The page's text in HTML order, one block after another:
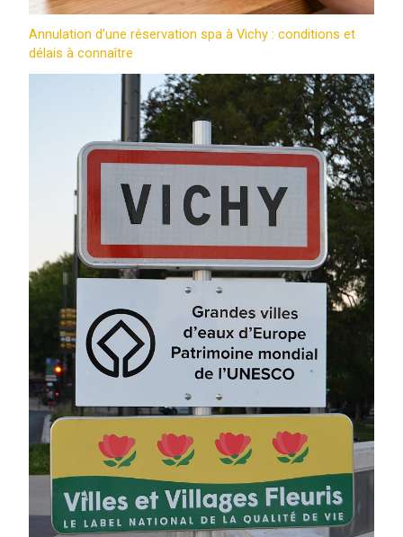
Annulation d’une réservation spa à Vichy : conditions et
délais à connaître